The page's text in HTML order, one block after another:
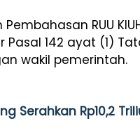
RUU
142 ayat (1)
wakil pemerintah.
Serahkan Rp10,2